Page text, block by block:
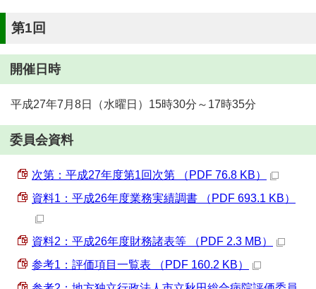
第1回
開催日時
平成27年7月8日（水曜日）15時30分～17時35分
委員会資料
次第：平成27年度第1回次第 （PDF 76.8 KB）
資料1：平成26年度業務実績調書 （PDF 693.1 KB）
資料2：平成26年度財務諸表等 （PDF 2.3 MB）
参考1：評価項目一覧表 （PDF 160.2 KB）